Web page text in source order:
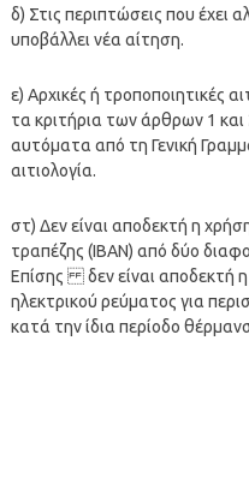
δ) Στις περιπτώσεις που έχει
υποβάλλει νέα αίτηση.
ε) Αρχικές ή τροποποιητικές
τα κριτήρια των άρθρων 1
αυτόματα από τη Γενική
αιτιολογία.
στ) Δεν είναι αποδεκτή η
τραπέζης (IBAN) από δύο
Επίσης δεν είναι αποδεκτή η
ηλεκτρικού ρεύματος για
κατά την ίδια περίοδο